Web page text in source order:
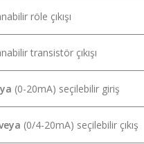
röle çıkışı
transistör çıkışı
(0-20mA) seçilebilir giriş
(0/4-20mA) seçilebilir çıkış